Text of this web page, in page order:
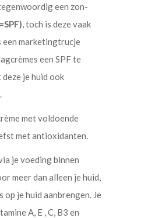
een zon-
=SPF), toch is deze vaak
een marketingtrucje
een SPF te
je huid ook
met voldoende
met antioxidanten.
je voeding binnen
meer dan alleen je huid,
je huid aanbrengen. Je
A, E , C, B3 en